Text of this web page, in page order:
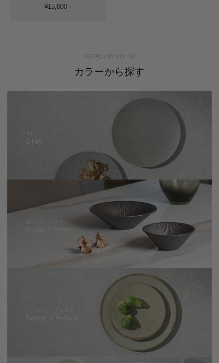
¥15,000 -
SEARCH BY COLOR
カラーから探す